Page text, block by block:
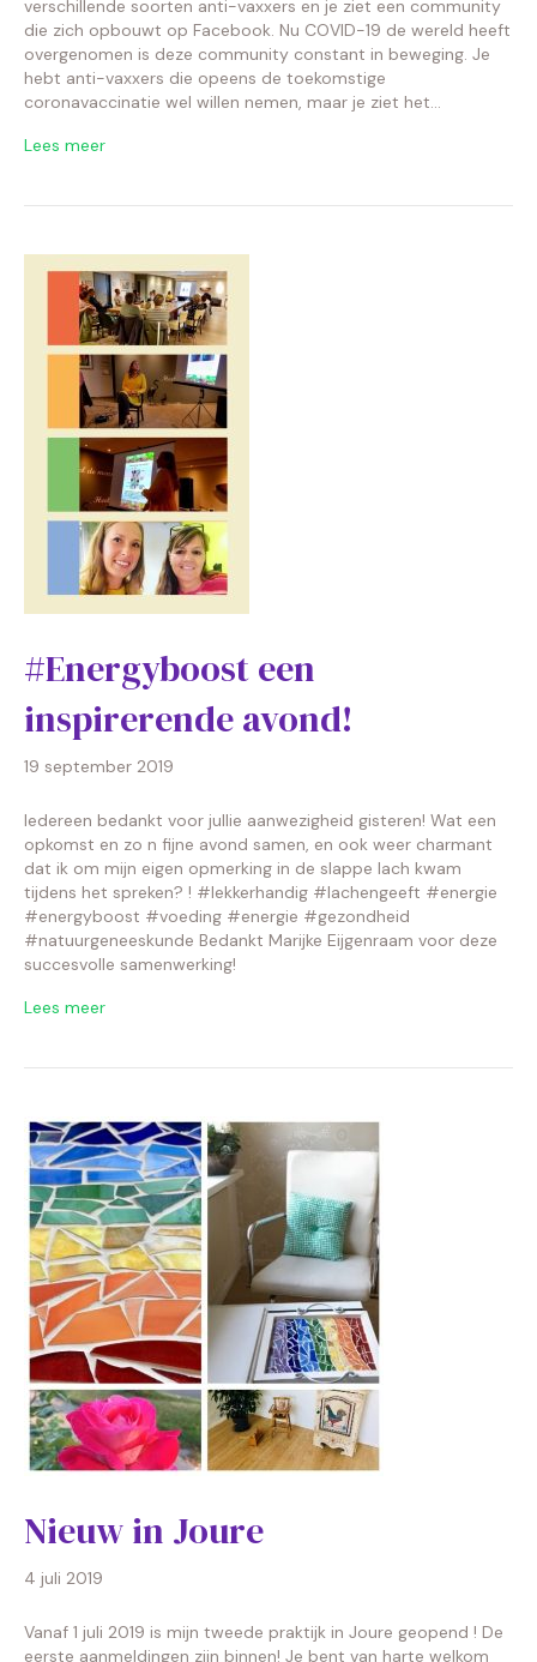
verschillende soorten anti-vaxxers en je ziet een community
die zich opbouwt op Facebook. Nu COVID-19 de wereld heeft
overgenomen is deze community constant in beweging. Je
hebt anti-vaxxers die opeens de toekomstige
coronavaccinatie wel willen nemen, maar je ziet het…
Lees meer
#Energyboost een
inspirerende avond!
19 september 2019
Iedereen bedankt voor jullie aanwezigheid gisteren! Wat een
opkomst en zo n fijne avond samen, en ook weer charmant
dat ik om mijn eigen opmerking in de slappe lach kwam
tijdens het spreken? ! #lekkerhandig #lachengeeft #energie
#energyboost #voeding #energie #gezondheid
#natuurgeneeskunde Bedankt Marijke Eijgenraam voor deze
succesvolle samenwerking!
Lees meer
Nieuw in Joure
4 juli 2019
Vanaf 1 juli 2019 is mijn tweede praktijk in Joure geopend ! De
eerste aanmeldingen zijn binnen! Je bent van harte welkom